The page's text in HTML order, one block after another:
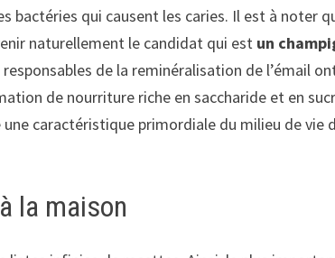
bactéries qui causent les caries. Il est à noter
naturellement le candidat qui est un
de la reminéralisation de l’émail
de nourriture riche en saccharide et en
caractéristique primordiale du milieu de vie
la maison